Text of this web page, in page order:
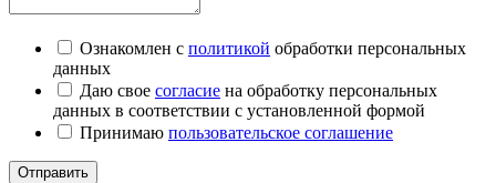
Ознакомлен с политикой обработки персональных
данных
Даю свое согласие на обработку персональных
данных в соответствии с установленной формой
Принимаю пользовательское соглашение
Отправить